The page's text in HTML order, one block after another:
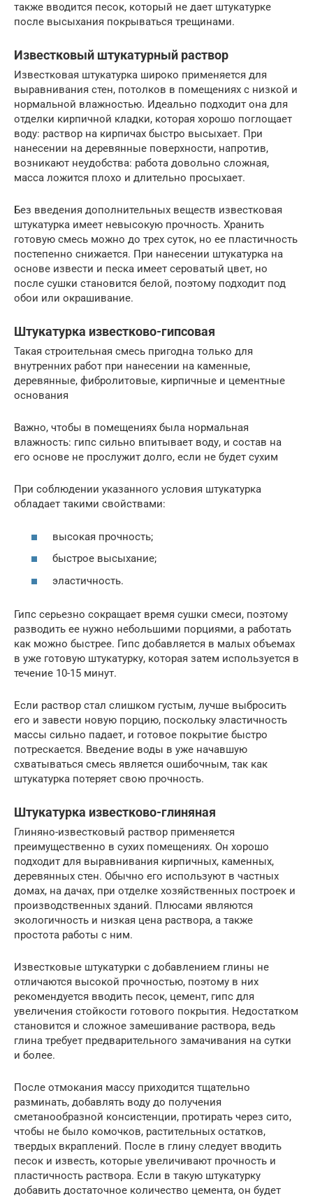
также вводится песок, который не дает штукатурке
после высыхания покрываться трещинами.
Известковый штукатурный раствор
Известковая штукатурка широко применяется для
выравнивания стен, потолков в помещениях с низкой и
нормальной влажностью. Идеально подходит она для
отделки кирпичной кладки, которая хорошо поглощает
воду: раствор на кирпичах быстро высыхает. При
нанесении на деревянные поверхности, напротив,
возникают неудобства: работа довольно сложная,
масса ложится плохо и длительно просыхает.
Без введения дополнительных веществ известковая
штукатурка имеет невысокую прочность. Хранить
готовую смесь можно до трех суток, но ее пластичность
постепенно снижается. При нанесении штукатурка на
основе извести и песка имеет сероватый цвет, но
после сушки становится белой, поэтому подходит под
обои или окрашивание.
Штукатурка известково-гипсовая
Такая строительная смесь пригодна только для
внутренних работ при нанесении на каменные,
деревянные, фибролитовые, кирпичные и цементные
основания
Важно, чтобы в помещениях была нормальная
влажность: гипс сильно впитывает воду, и состав на
его основе не прослужит долго, если не будет сухим
При соблюдении указанного условия штукатурка
обладает такими свойствами:
высокая прочность;
быстрое высыхание;
эластичность.
Гипс серьезно сокращает время сушки смеси, поэтому
разводить ее нужно небольшими порциями, а работать
как можно быстрее. Гипс добавляется в малых объемах
в уже готовую штукатурку, которая затем используется в
течение 10-15 минут.
Если раствор стал слишком густым, лучше выбросить
его и завести новую порцию, поскольку эластичность
массы сильно падает, и готовое покрытие быстро
потрескается. Введение воды в уже начавшую
схватываться смесь является ошибочным, так как
штукатурка потеряет свою прочность.
Штукатурка известково-глиняная
Глиняно-известковый раствор применяется
преимущественно в сухих помещениях. Он хорошо
подходит для выравнивания кирпичных, каменных,
деревянных стен. Обычно его используют в частных
домах, на дачах, при отделке хозяйственных построек и
производственных зданий. Плюсами являются
экологичность и низкая цена раствора, а также
простота работы с ним.
Известковые штукатурки с добавлением глины не
отличаются высокой прочностью, поэтому в них
рекомендуется вводить песок, цемент, гипс для
увеличения стойкости готового покрытия. Недостатком
становится и сложное замешивание раствора, ведь
глина требует предварительного замачивания на сутки
и более.
После отмокания массу приходится тщательно
разминать, добавлять воду до получения
сметанообразной консистенции, протирать через сито,
чтобы не было комочков, растительных остатков,
твердых вкраплений. После в глину следует вводить
песок и известь, которые увеличивают прочность и
пластичность раствора. Если в такую штукатурку
добавить достаточное количество цемента, он будет